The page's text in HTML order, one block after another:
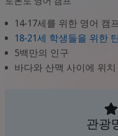
14-17세를 위한 영어 캠
18-21세 학생들을 위한
5백만의 인구
바다와 산맥 사이에 위치
관광